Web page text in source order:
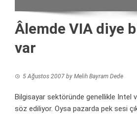
Âlemde VIA diye
var
5 Ağustos 2007 by Melih Bayram Dede
Bilgisayar sektöründe genellikle Intel
söz ediliyor. Oysa pazarda pek sesi